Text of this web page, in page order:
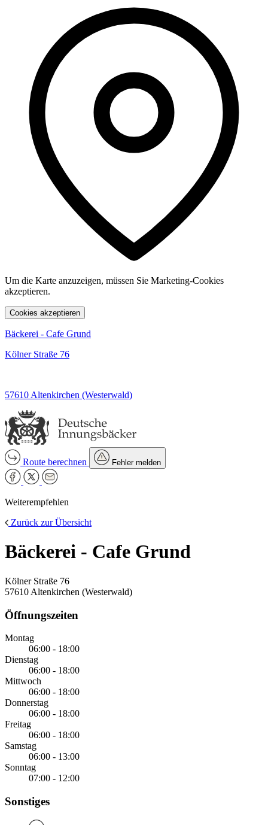
Um die Karte anzuzeigen, müssen Sie Marketing-Cookies
akzeptieren.
Cookies akzeptieren
Bäckerei - Cafe Grund
Kölner Straße 76
57610 Altenkirchen (Westerwald)
Route berechnen Fehler melden
Weiterempfehlen
Zurück zur Übersicht
Bäckerei - Cafe Grund
Kölner Straße 76
57610 Altenkirchen (Westerwald)
Öffnungszeiten
Montag
06:00 - 18:00
Dienstag
06:00 - 18:00
Mittwoch
06:00 - 18:00
Donnerstag
06:00 - 18:00
Freitag
06:00 - 18:00
Samstag
06:00 - 13:00
Sonntag
07:00 - 12:00
Sonstiges